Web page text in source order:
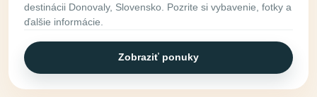
destinácii Donovaly, Slovensko. Pozrite si vybavenie, fotky a
ďalšie informácie.
Zobraziť ponuky